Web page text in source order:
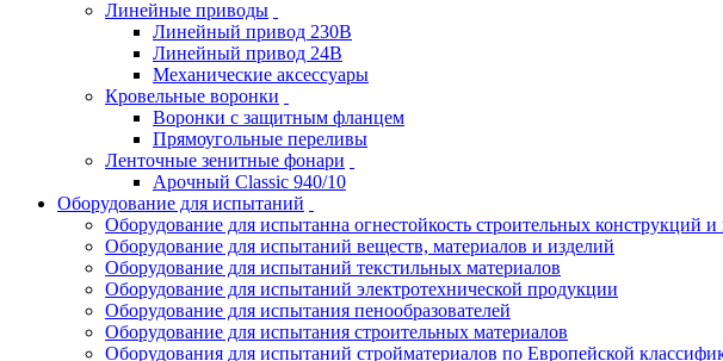
Линейные приводы
Линейный привод 230В
Линейный привод 24В
Механические аксессуары
Кровельные воронки
Воронки с защитным фланцем
Прямоугольные переливы
Ленточные зенитные фонари
Арочный Classic 940/10
Оборудование для испытаний
Оборудование для испытанна огнестойкость строительных конструкций
Оборудование для испытаний веществ, материалов и изделий
Оборудование для испытаний текстильных материалов
Оборудование для испытаний электротехнической продукции
Оборудование для испытания пенообразователей
Оборудование для испытания строительных материалов
Оборудования для испытаний стройматериалов по Европейской